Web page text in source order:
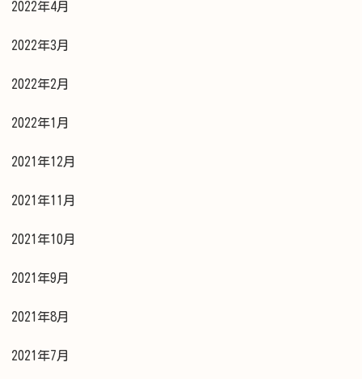
2022年4月
2022年3月
2022年2月
2022年1月
2021年12月
2021年11月
2021年10月
2021年9月
2021年8月
2021年7月